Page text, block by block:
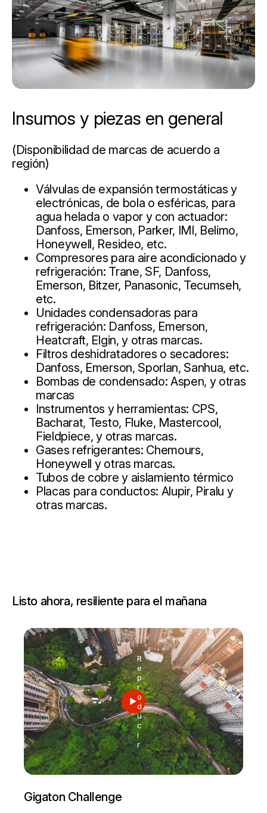
Insumos y piezas en general
(Disponibilidad de marcas de acuerdo a
región)
Válvulas de expansión termostáticas y
electrónicas, de bola o esféricas, para
agua helada o vapor y con actuador:
Danfoss, Emerson, Parker, IMI, Belimo,
Honeywell, Resideo, etc.
Compresores para aire acondicionado y
refrigeración: Trane, SF, Danfoss,
Emerson, Bitzer, Panasonic, Tecumseh,
etc.
Unidades condensadoras para
refrigeración: Danfoss, Emerson,
Heatcraft, Elgin, y otras marcas.
Filtros deshidratadores o secadores:
Danfoss, Emerson, Sporlan, Sanhua, etc.
Bombas de condensado: Aspen, y otras
marcas
Instrumentos y herramientas: CPS,
Bacharat, Testo, Fluke, Mastercool,
Fieldpiece, y otras marcas.
Gases refrigerantes: Chemours,
Honeywell y otras marcas.
Tubos de cobre y aislamiento térmico
Placas para conductos: Alupir, Piralu y
otras marcas.
Listo ahora, resiliente para el mañana
R
e
p
r
o
d
u
c
i
r
Gigaton Challenge